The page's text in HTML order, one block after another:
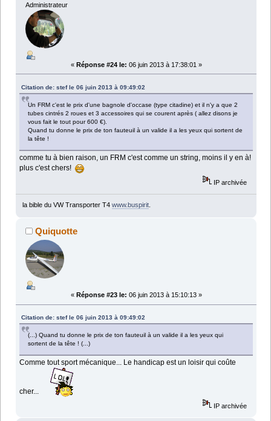
Administrateur
« Réponse #24 le: 06 juin 2013 à 17:38:01 »
Citation de: stef le 06 juin 2013 à 09:49:02
Un FRM c'est le prix d'une bagnole d'occase (type citadine) et il n'y a que 2
tubes cintrés 2 roues et 3 accessoires qui se courent après ( allez disons je
vous fait le tout pour 600 €).
Quand tu donne le prix de ton fauteuil à un valide il a les yeux qui sortent de
la tête !
comme tu à bien raison, un FRM c'est comme un string, moins il y en à!
plus c'est chers!
IP archivée
la bible du VW Transporter T4 www.buspirit.
Quiquotte
« Réponse #23 le: 06 juin 2013 à 15:10:13 »
Citation de: stef le 06 juin 2013 à 09:49:02
(...) Quand tu donne le prix de ton fauteuil à un valide il a les yeux qui
sortent de la tête ! (...)
Comme tout sport mécanique... Le handicap est un loisir qui coûte
cher...
IP archivée